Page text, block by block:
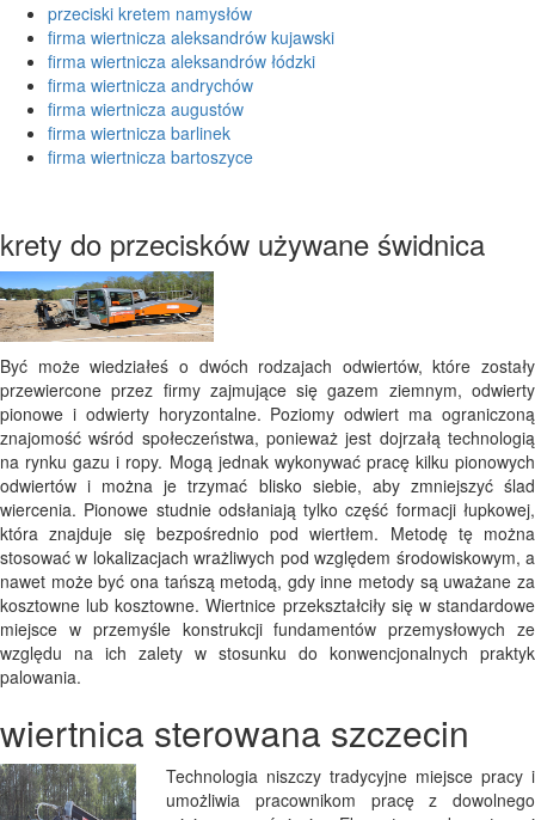
przeciski kretem namysłów
firma wiertnicza aleksandrów kujawski
firma wiertnicza aleksandrów łódzki
firma wiertnicza andrychów
firma wiertnicza augustów
firma wiertnicza barlinek
firma wiertnicza bartoszyce
krety do przecisków używane świdnica
Być może wiedziałeś o dwóch rodzajach odwiertów, które zostały
przewiercone przez firmy zajmujące się gazem ziemnym, odwierty
pionowe i odwierty horyzontalne. Poziomy odwiert ma ograniczoną
znajomość wśród społeczeństwa, ponieważ jest dojrzałą technologią
na rynku gazu i ropy. Mogą jednak wykonywać pracę kilku pionowych
odwiertów i można je trzymać blisko siebie, aby zmniejszyć ślad
wiercenia. Pionowe studnie odsłaniają tylko część formacji łupkowej,
która znajduje się bezpośrednio pod wiertłem. Metodę tę można
stosować w lokalizacjach wrażliwych pod względem środowiskowym, a
nawet może być ona tańszą metodą, gdy inne metody są uważane za
kosztowne lub kosztowne. Wiertnice przekształciły się w standardowe
miejsce w przemyśle konstrukcji fundamentów przemysłowych ze
względu na ich zalety w stosunku do konwencjonalnych praktyk
palowania.
wiertnica sterowana szczecin
Technologia niszczy tradycyjne miejsce pracy i
umożliwia pracownikom pracę z dowolnego